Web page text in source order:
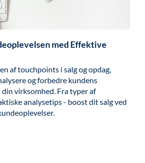
med Effektive
af touchpoints i salg og opdag,
og forbedre kundens
virksomhed. Fra typer af
analysetips - boost dit salg ved